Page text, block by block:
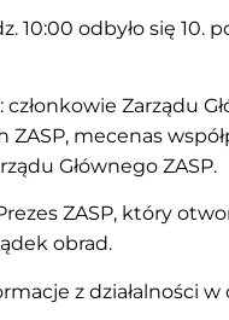
10:00 odbyło się 10.
Zarządu
mecenas
Głównego ZASP.
ZASP, który
obrad.
z działalności